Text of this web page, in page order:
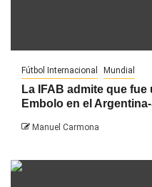
Fútbol Internacional Mundial
La IFAB admite que
Embolo en el
Manuel Carmona